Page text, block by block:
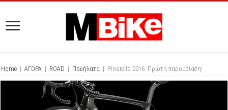
Home | ΑΓΟΡΑ | ROAD | Ποδήλατα | Pinarello 2016: Πρώτη παρουσίαση!